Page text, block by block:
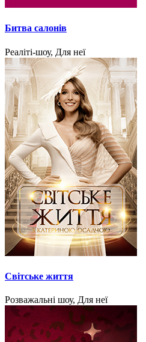
Битва салонів
Реаліті-шоу, Для неї
Світське життя
Розважальні шоу, Для неї